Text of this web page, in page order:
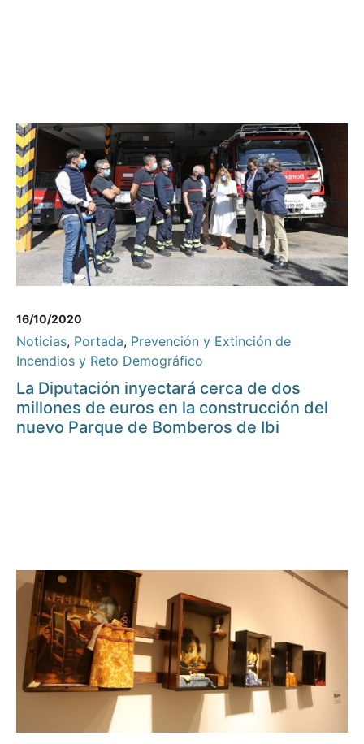
16/10/2020
Noticias, Portada, Prevención y Extinción de
Incendios y Reto Demográfico
La Diputación inyectará cerca de dos
millones de euros en la construcción del
nuevo Parque de Bomberos de Ibi